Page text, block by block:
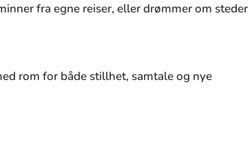
fra egne reiser, eller drømmer om steder
rom for både stillhet, samtale og nye